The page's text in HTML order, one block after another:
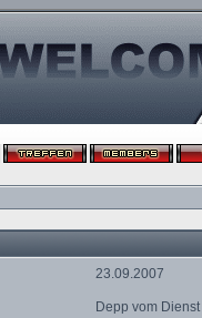
23.09.2007
Depp vom Dienst